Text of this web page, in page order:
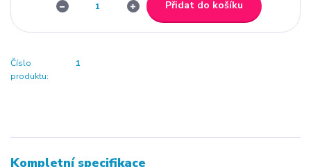
Přidat do košíku
Číslo
produktu:
1
Kompletní specifikace